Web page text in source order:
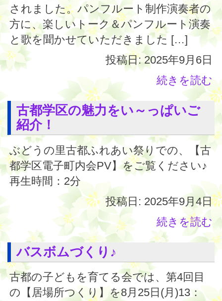
されました。パンフルート制作演奏者の
方に、楽しいトーク＆パンフルート演奏
と歌を聞かせていただきました […]
投稿日: 2025年9月6日
続きを読む
古都学区の魅力をい～っぱいご
紹介！
ぶどうの里古都ふれあい祭りでの、【古
都学区電子町内会PV】をご覧ください♪
再生時間：2分
投稿日: 2025年9月4日
続きを読む
バスボムづくり♪
古都の子どもを育てる会では、第4回目
の【居場所つくり】を8月25日(月)13：